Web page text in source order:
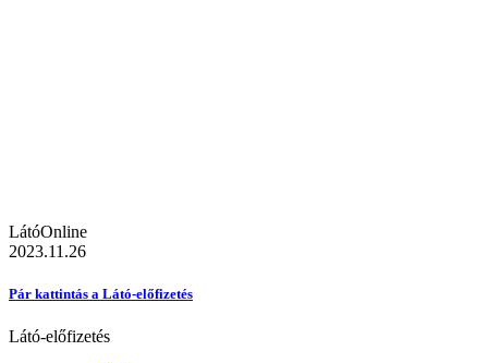
LátóOnline
2023.11.26
Pár kattintás a Látó-előfizetés
Látó-előfizetés